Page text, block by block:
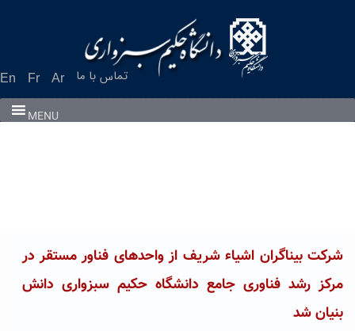
En Fr Ar تماس با ما
MENU
شرکت بیناگران اشیاء شریف از واحدهای فناور مستقر در
مرکز رشد فناوری جامع دانشگاه حکیم سبزواری دانش
بنیان شد